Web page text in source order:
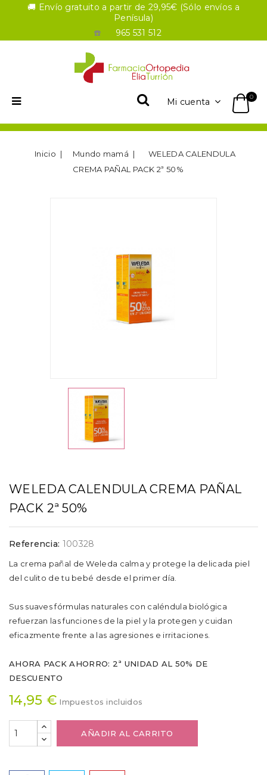
🚚 Envío gratuito a partir de 29,95€ (Sólo envíos a
Penísula)
☎️
965 531 512
Mi cuenta 0
Inicio Mundo mamá
WELEDA CALENDULA
CREMA PAÑAL PACK 2ª 50%
WELEDA CALENDULA CREMA PAÑAL
PACK 2ª 50%
Referencia: 100328
La crema pañal de Weleda calma y protege la delicada piel
del culito de tu bebé desde el primer día.
Sus suaves fórmulas naturales con caléndula biológica
refuerzan las funciones de la piel y la protegen y cuidan
eficazmente frente a las agresiones e irritaciones.
AHORA PACK AHORRO: 2ª UNIDAD AL 50% DE
DESCUENTO
14,95 € Impuestos incluidos
AÑADIR AL CARRITO